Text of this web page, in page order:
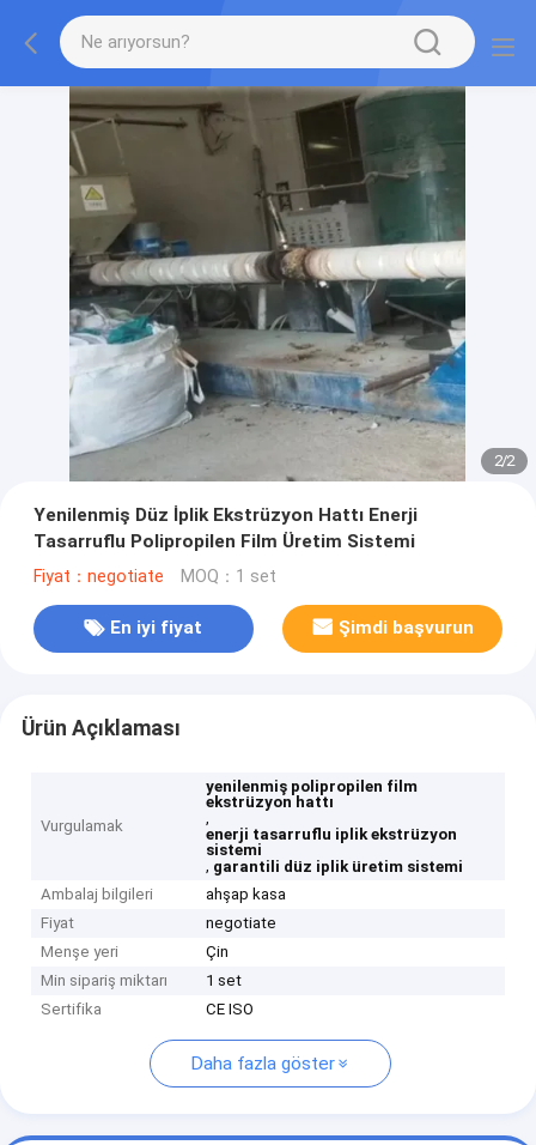
2/2
Yenilenmiş Düz İplik Ekstrüzyon Hattı Enerji
Tasarruflu Polipropilen Film Üretim Sistemi
Fiyat：negotiate MOQ：1 set
En iyi fiyat Şimdi başvurun
Ürün Açıklaması
Vurgulamak
yenilenmiş polipropilen film
ekstrüzyon hattı
,
enerji tasarruflu iplik ekstrüzyon
sistemi
, garantili düz iplik üretim sistemi
Ambalaj bilgileri
ahşap kasa
Fiyat
negotiate
Menşe yeri
Çin
Min sipariş miktarı
1 set
Sertifika
CE ISO
Daha fazla göster